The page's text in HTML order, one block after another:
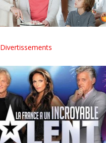
Divertissements